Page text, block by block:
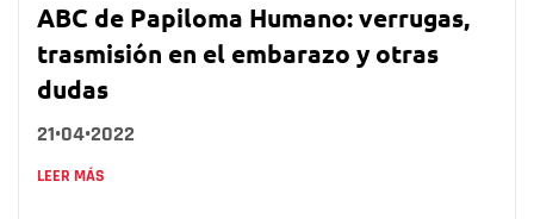
ABC de Papiloma Humano: verrugas,
trasmisión en el embarazo y otras
dudas
21•04•2022
LEER MÁS